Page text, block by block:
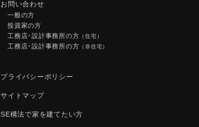
お問い合わせ
一般の方
投資家の方
工務店･設計事務所の方 （住宅）
工務店･設計事務所の方 （非住宅）
プライバシーポリシー
サイトマップ
SE構法で家を建てたい方